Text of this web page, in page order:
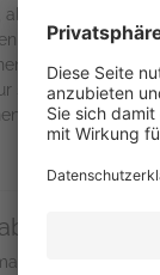
vollkommen
Fragmenten
schwer
– beinahe so